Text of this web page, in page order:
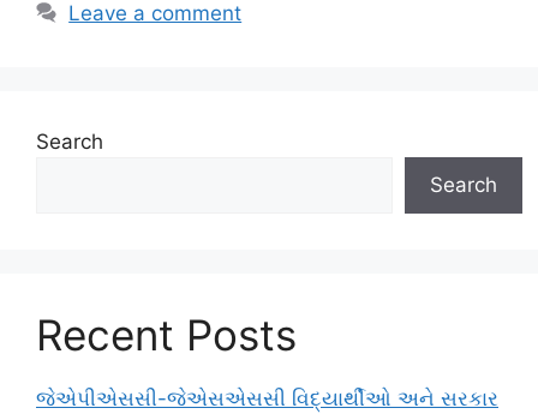
Leave a comment
Search
Search
Recent Posts
જેએપીએસસી-જેએસએસસી વિદ્યાર્થીઓ અને સરકાર